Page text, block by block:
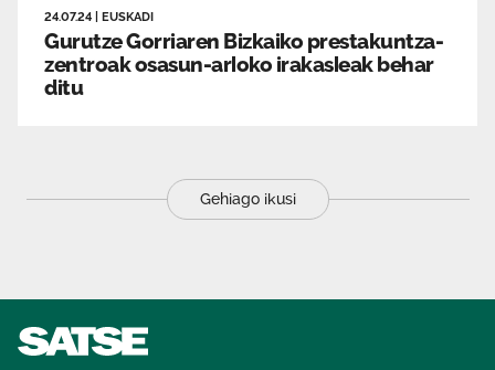
24.07.24 EUSKADI
Gurutze Gorriaren Bizkaiko prestakuntza-
zentroak osasun-arloko irakasleak behar
ditu
Gehiago ikusi